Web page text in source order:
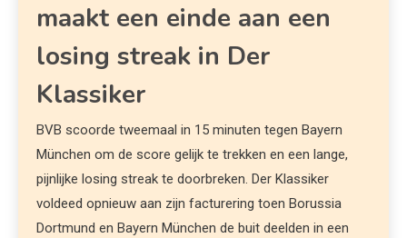
maakt een einde aan een
losing streak in Der
Klassiker
BVB scoorde tweemaal in 15 minuten tegen Bayern
München om de score gelijk te trekken en een lange,
pijnlijke losing streak te doorbreken. Der Klassiker
voldeed opnieuw aan zijn facturering toen Borussia
Dortmund en Bayern München de buit deelden in een